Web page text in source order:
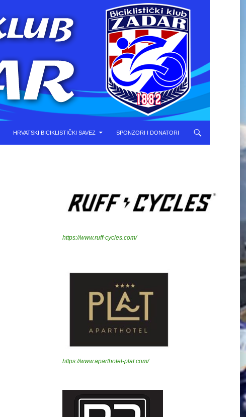
HRVATSKI BICIKLISTIČKI SAVEZ SPONZORI I DONATORI
https://www.ruff-cycles.com/
https://www.aparthotel-plat.com/